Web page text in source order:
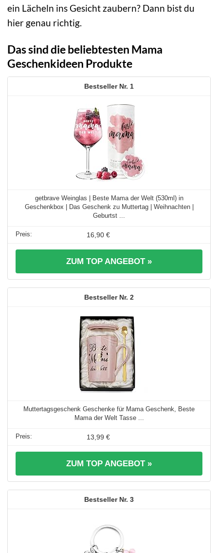
ein Lächeln ins Gesicht zaubern? Dann bist du
hier genau richtig.
Das sind die beliebtesten Mama
Geschenkideen Produkte
1
getbrave Weinglas | Beste Mama der Welt (530ml) in
Geschenkbox | Das Geschenk zu Muttertag | Weihnachten |
Geburtst ...
16,90 €
ZUM TOP ANGEBOT »
2
Muttertagsgeschenk Geschenke für Mama Geschenk, Beste
Mama der Welt Tasse ...
13,99 €
ZUM TOP ANGEBOT »
3